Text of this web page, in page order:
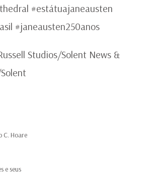
#estátuajaneausten
#janeausten250anos
Studios/Solent News &
C. Hoare
e seus